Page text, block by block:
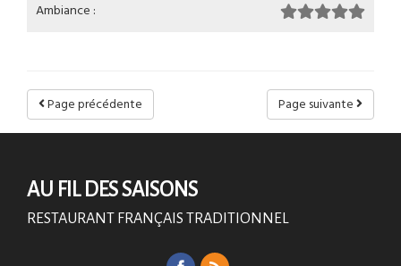
Ambiance :
Page suivante
Page précédente
AU FIL DES SAISONS
RESTAURANT FRANÇAIS TRADITIONNEL